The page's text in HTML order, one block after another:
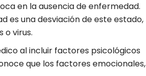
en la ausencia de enfermedad.
es una desviación de este estado,
o virus.
al incluir factores psicológicos
que los factores emocionales,